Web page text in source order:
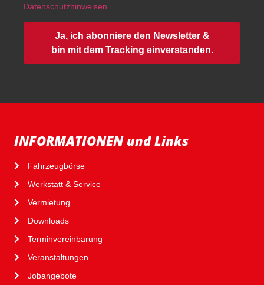
Datenschutzhinweisen.
Ja, ich abonniere den Newsletter &
bin mit dem Tracking einverstanden.
INFORMATIONEN und Links
Fahrzeugbörse
Werkstatt & Service
Vermietung
Downloads
Terminvereinbarung
Veranstaltungen
Jobangebote